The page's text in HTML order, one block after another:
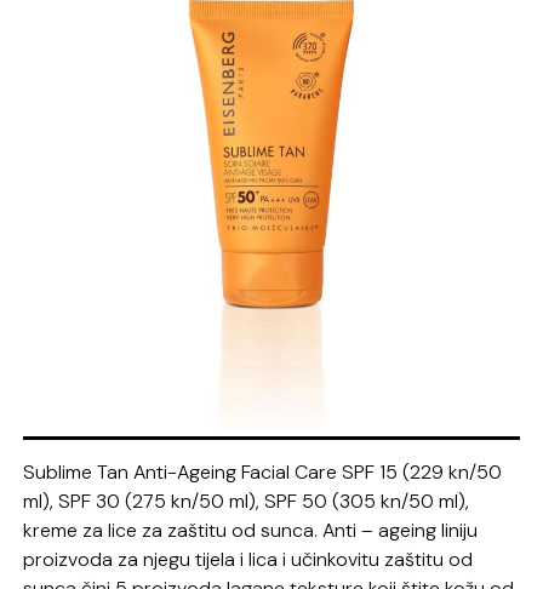
Sublime Tan Anti-AgeingFacial Care SPF 15 (229 kn/50
ml), SPF 30 (275 kn/50 ml), SPF 50 (305 kn/50 ml),
kreme za lice za zaštitu od sunca.Anti –ageingliniju
proizvoda za njegu tijela i lica i učinkovitu zaštitu od